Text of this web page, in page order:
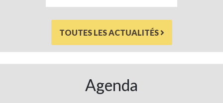
TOUTES LES ACTUALITÉS
Agenda